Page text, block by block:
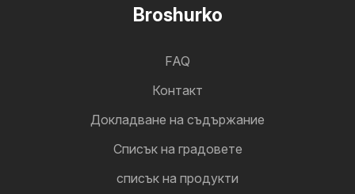
Broshurko
FAQ
Контакт
Докладване на съдържание
Cписък на градовете
списък на продукти